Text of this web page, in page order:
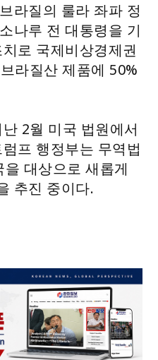
라질의 룰라 좌파 정
나루 전 대통령을 기
로 국제비상경제권
라질산 제품에 50%
2월 미국 법원에서
프 행정부는 무역법
대상으로 새롭게
추진 중이다.